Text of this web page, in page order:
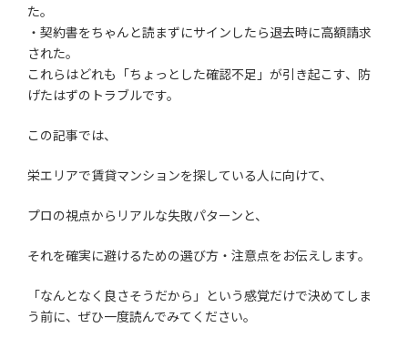
た。
・契約書をちゃんと読まずにサインしたら退去時に高額請求
された。
これらはどれも「ちょっとした確認不足」が引き起こす、防
げたはずのトラブルです。
この記事では、
栄エリアで賃貸マンションを探している人に向けて、
プロの視点からリアルな失敗パターンと、
それを確実に避けるための選び方・注意点をお伝えします。
「なんとなく良さそうだから」という感覚だけで決めてしま
う前に、ぜひ一度読んでみてください。